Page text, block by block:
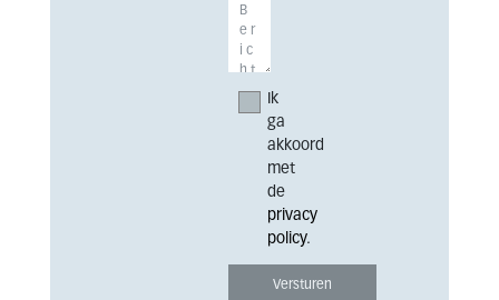
Ik
ga
akkoord
met
de
privacy
policy.